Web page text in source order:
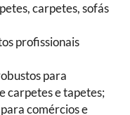
carpetes, sofás
profissionais
para
carpetes e tapetes;
comércios e